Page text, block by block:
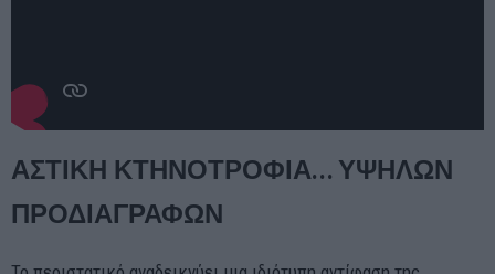
ΑΣΤΙΚΗ ΚΤΗΝΟΤΡΟΦΙΑ… ΥΨΗΛΩΝ
ΠΡΟΔΙΑΓΡΑΦΩΝ